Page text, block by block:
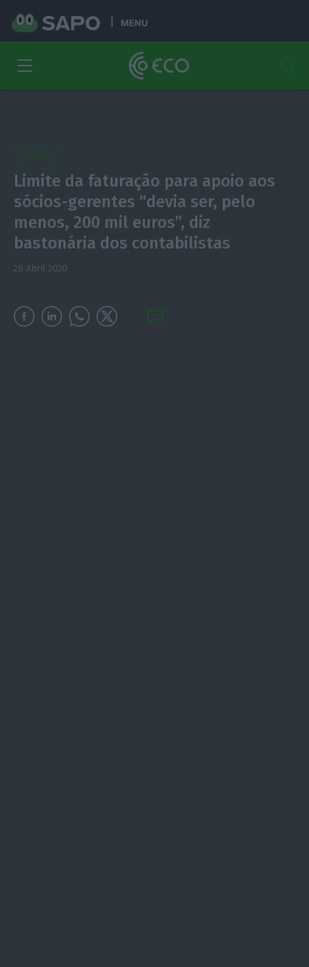
MENU
Limite da faturação para apoio aos
sócios-gerentes “devia ser, pelo
menos, 200 mil euros”, diz
bastonária dos contabilistas
28 Abril 2020